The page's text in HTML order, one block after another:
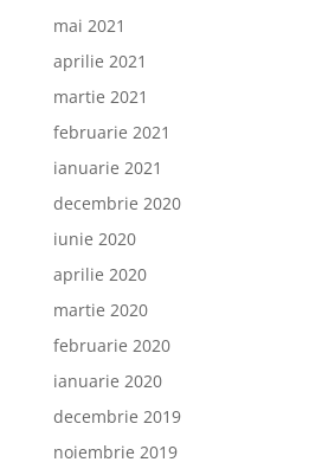
mai 2021
aprilie 2021
martie 2021
februarie 2021
ianuarie 2021
decembrie 2020
iunie 2020
aprilie 2020
martie 2020
februarie 2020
ianuarie 2020
decembrie 2019
noiembrie 2019